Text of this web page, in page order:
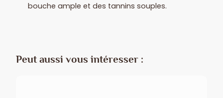
bouche ample et des tannins souples.
Peut aussi vous intéresser :